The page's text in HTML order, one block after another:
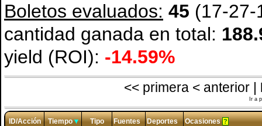
Boletos evaluados: 45 (17-
cantidad ganada en total:
yield (ROI): -14.59%
<< primera < anterior |
Ir a
ID/Acción Tiempo Tipo Fuentes Deportes Ocasiones ?